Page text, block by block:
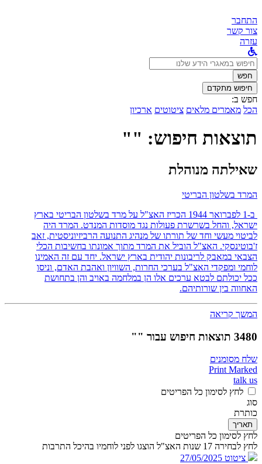
התחבר
צור קשר
עזרה
לחפש
ב:חפש
חיפוש מתקדם
חפש ב:
הכל מאמרים מלאים ציטוטים ארכיון
תוצאות חיפוש: ""
שאילתה מנוהלת
המרד בשלטון הבריטי
ב-1 לפברואר 1944 הכריז האצ"ל על מרד בשלטון הבריטי בארץ
ישראל, והחל בשרשרת פעולות נגד מוסדות המנדט. המרד היה
לביטוי מעשי וחד של תורתו של מנהיג התנועה הרביזיוניסטית, זאב
ז'בוטינסקי. האצ"ל הוביל את המרד מתוך אמונתו בחשיבות הכלי
הצבאי במאבק לריבונות יהודית בארץ ישראל. יחד עם זה האמינו
לוחמי ומפקדי האצ"ל בערכי החרות, השוויון ואהבת האדם, וניסו
ככל יכולתם לבטא ערכים אלו הן במלחמה באויב והן בתחושת
האחווה בין שורותיהם.
המשך קריאה
3480 תוצאות חיפוש עבור ""
שלח מסומנים
Print Marked
talk us
לחץ לסימון כל הפריטים
סוג
כותרת
תאריך
לחץ לסימון כל הפריטים
לחץ לבחירה 17 שנות האצ"ל הוצגו לפני לוחמיו בהיכל התרבות
ציטוט 27/05/2025